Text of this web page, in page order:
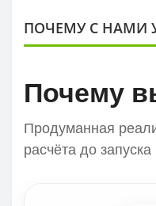
ПОЧЕМУ С НАМИ
Почему
Продуманная
расчёта до запуска